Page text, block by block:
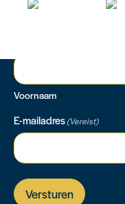
Voornaam
E-mailadres(Vereist)
Versturen